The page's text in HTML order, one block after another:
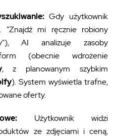
Gdy użytkownik
"Znajdź mi ręcznie robiony
AI analizuje zasoby
(obecnie wdrożenie
, z planowanym szybkim
). System wyświetla trafne,
oferty.
Użytkownik widzi
ze zdjęciami i ceną,